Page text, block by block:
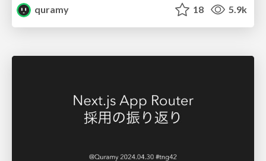
quramy 18 5.9k